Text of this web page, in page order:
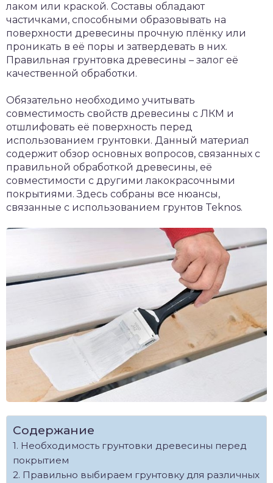
лаком или краской. Составы обладают
частичками, способными образовывать на
поверхности древесины прочную плёнку или
проникать в её поры и затвердевать в них.
Правильная грунтовка древесины – залог её
качественной обработки.
Обязательно необходимо учитывать
совместимость свойств древесины с ЛКМ и
отшлифовать её поверхность перед
использованием грунтовки. Данный материал
содержит обзор основных вопросов, связанных с
правильной обработкой древесины, её
совместимости с другими лакокрасочными
покрытиями. Здесь собраны все нюансы,
связанные с использованием грунтов Teknos.
Содержание
Необходимость грунтовки древесины перед
покрытием
Правильно выбираем грунтовку для различных